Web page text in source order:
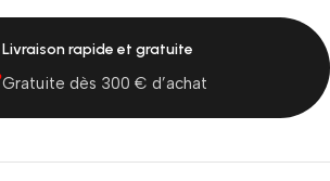
Livraison rapide et gratuite
Gratuite dès 300 € d’achat